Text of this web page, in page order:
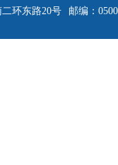
环东路20号
邮编：